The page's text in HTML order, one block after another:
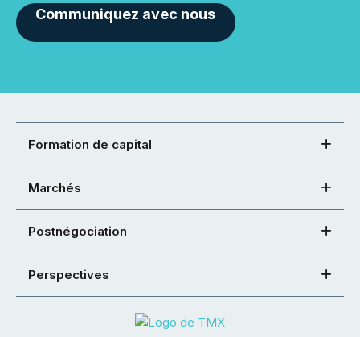
Communiquez avec nous
Formation de capital
Marchés
Postnégociation
Perspectives